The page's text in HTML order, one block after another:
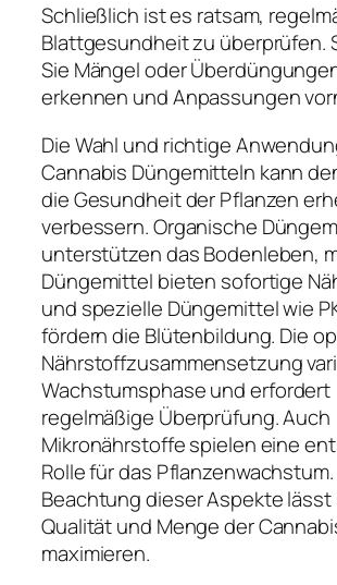
Schließlich ist es ratsam,
Blattgesundheit zu überprüfen.
Sie Mängel oder
erkennen und Anpassungen
Die Wahl und richtige
Cannabis Düngemitteln kann
die Gesundheit der Pflanzen
verbessern. Organische
unterstützen das Bodenleben,
Düngemittel bieten sofortige
und spezielle Düngemittel wie
fördern die Blütenbildung. Die
Nährstoffzusammensetzung
Wachstumsphase und erfordert
regelmäßige Überprüfung. Auch
Mikronährstoffe spielen eine
Rolle für das
Beachtung dieser Aspekte lässt
Qualität und Menge der
maximieren.